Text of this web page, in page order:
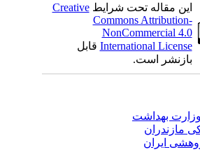
این مقاله تحت شرایطCreative
Commons Attribution-
NonCommercial 4.0
International Licenseقابل
بازنشر است.
بهداشت
ایران